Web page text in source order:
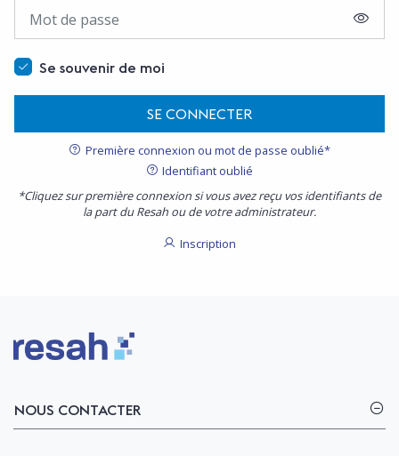
Se souvenir de moi
SE CONNECTER
Première connexion ou mot de passe oublié*
Identifiant oublié
*Cliquez sur première connexion si vous avez reçu vos identifiants de
la part du Resah ou de votre administrateur.
Inscription
Logo Resah
NOUS CONTACTER